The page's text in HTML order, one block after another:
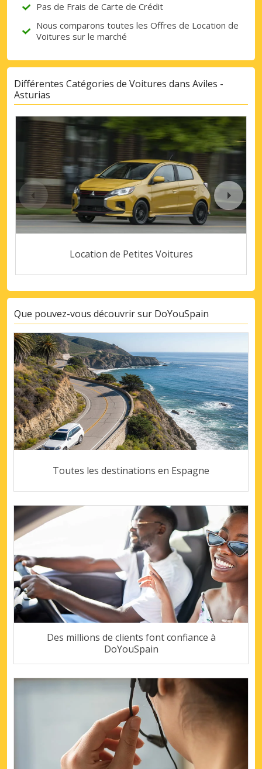
Pas de Frais de Carte de Crédit
Nous comparons toutes les Offres de Location de
Voitures sur le marché
Différentes Catégories de Voitures dans Aviles -
Asturias
Location de Petites Voitures
Que pouvez-vous découvrir sur DoYouSpain
Toutes les destinations en Espagne
Des millions de clients font confiance à
DoYouSpain